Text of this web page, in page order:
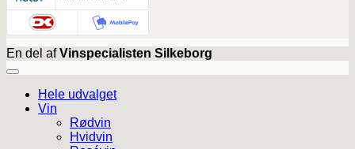
En del afVinspecialisten Silkeborg
Hele udvalget
Vin
Rødvin
Hvidvin